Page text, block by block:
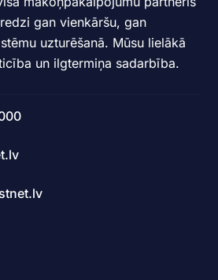
gan vienkāršu, gan
uzturēšanā. Mūsu lielākā
un ilgtermiņa sadarbība.